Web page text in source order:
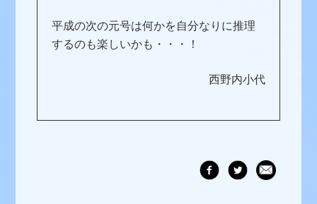
平成の次の元号は何かを自分なりに推理
するのも楽しいかも・・・！
西野内小代